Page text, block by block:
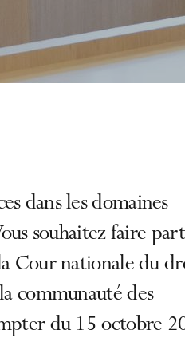
dans les domaines
souhaitez faire
Cour nationale du
communauté des
du 15 octobre